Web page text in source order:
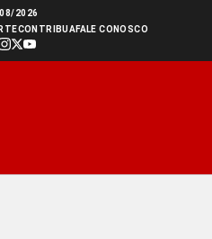
2026
CONTRIBUAFALE CONOSCO